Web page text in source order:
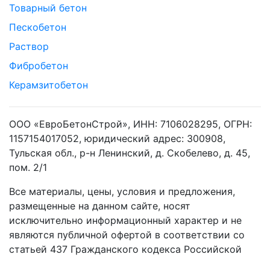
Товарный бетон
Пескобетон
Раствор
Фибробетон
Керамзитобетон
ООО «ЕвроБетонСтрой», ИНН: 7106028295, ОГРН:
1157154017052, юридический адрес: 300908,
Тульская обл., р-н Ленинский, д. Скобелево, д. 45,
пом. 2/1
Все материалы, цены, условия и предложения,
размещенные на данном сайте, носят
исключительно информационный характер и не
являются публичной офертой в соответствии со
статьей 437 Гражданского кодекса Российской